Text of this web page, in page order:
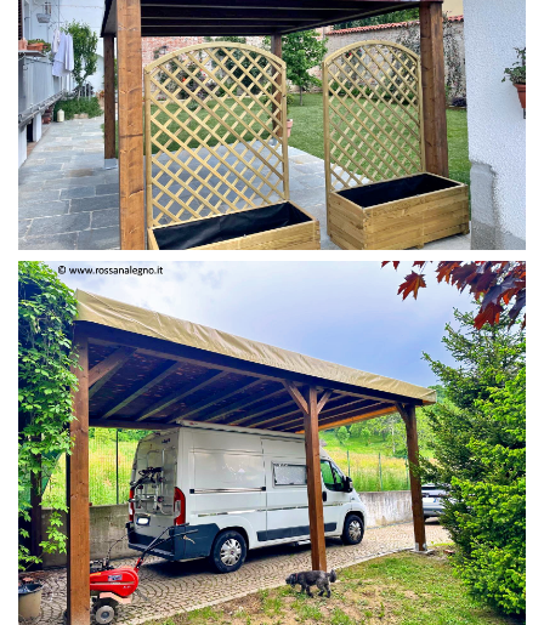
PERGOLA 4 X 3 COLOR MIRTO
COPERTURA CAMPER